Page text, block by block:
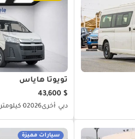
تويوتا هاياس
$ 43,600
دبي أخرى20260 كيلومتر
سيارات مميزة